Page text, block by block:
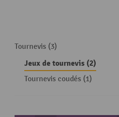
Tournevis (3)
Jeux de tournevis (2)
Tournevis coudés (1)